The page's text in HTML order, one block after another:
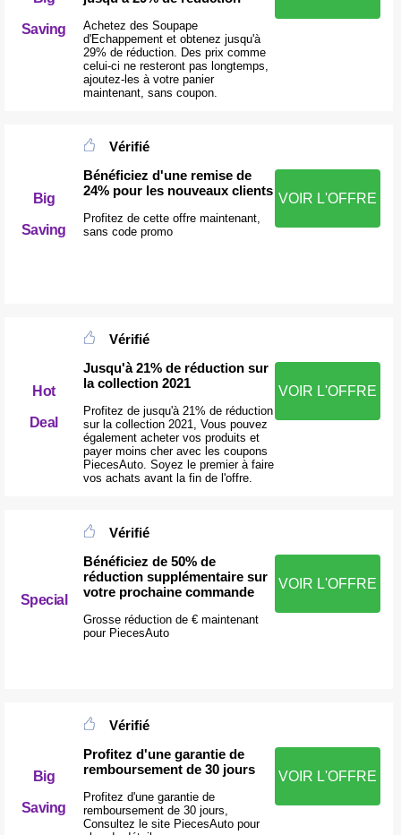
Saving
Achetez des Soupape
d'Echappement et obtenez jusqu'à
29% de réduction. Des prix comme
celui-ci ne resteront pas longtemps,
ajoutez-les à votre panier
maintenant, sans coupon.
Big
Saving
Vérifié
Bénéficiez d'une remise de
24% pour les nouveaux clients
Profitez de cette offre maintenant,
sans code promo
VOIR L'OFFRE
Hot
Deal
Vérifié
Jusqu'à 21% de réduction sur
la collection 2021
Profitez de jusqu'à 21% de réduction
sur la collection 2021, Vous pouvez
également acheter vos produits et
payer moins cher avec les coupons
PiecesAuto. Soyez le premier à faire
vos achats avant la fin de l'offre.
VOIR L'OFFRE
Special
Vérifié
Bénéficiez de 50% de
réduction supplémentaire sur
votre prochaine commande
Grosse réduction de € maintenant
pour PiecesAuto
VOIR L'OFFRE
Big
Saving
Vérifié
Profitez d'une garantie de
remboursement de 30 jours
Profitez d'une garantie de
remboursement de 30 jours,
Consultez le site PiecesAuto pour
VOIR L'OFFRE